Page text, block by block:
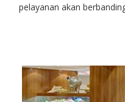
pelayanan akan